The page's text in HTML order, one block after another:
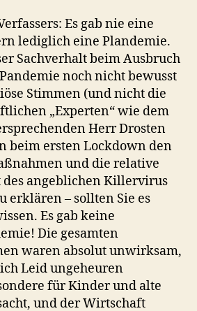
Es gab nie eine
lediglich eine Plandemie.
Sachverhalt beim Ausbruch
noch nicht bewusst
Stimmen (und nicht die
„Experten“ wie dem
Herr Drosten
beim ersten Lockdown den
und die relative
angeblichen Killervirus
erklären – sollten Sie es
Es gab keine
Die gesamten
waren absolut unwirksam,
Leid ungeheuren
für Kinder und alte
und der Wirtschaft